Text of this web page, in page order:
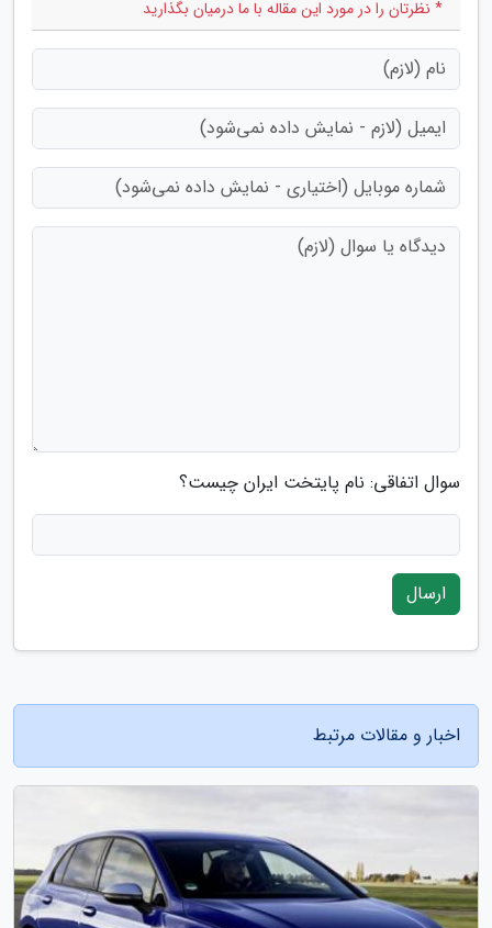
* نظرتان را در مورد این مقاله با ما درمیان بگذارید
سوال اتفاقی: نام پایتخت ایران چیست؟
ارسال
اخبار و مقالات مرتبط